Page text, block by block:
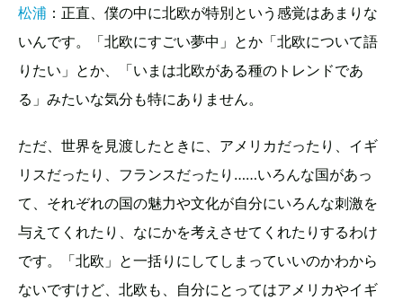
松浦 ：正直、僕の中に北欧が特別という感覚はあまりな
いんです。「北欧にすごい夢中」とか「北欧について語
りたい」とか、「いまは北欧がある種のトレンドであ
る」みたいな気分も特にありません。
ただ、世界を見渡したときに、アメリカだったり、イギ
リスだったり、フランスだったり……いろんな国があっ
て、それぞれの国の魅力や文化が自分にいろんな刺激を
与えてくれたり、なにかを考えさせてくれたりするわけ
です。「北欧」と一括りにしてしまっていいのかわから
ないですけど、北欧も、自分にとってはアメリカやイギ